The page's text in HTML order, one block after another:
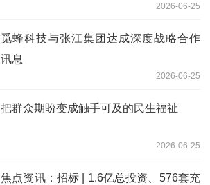
2026-06-25
觅蜂科技与张江集团达成深度战略合作
讯息
2026-06-25
把群众期盼变成触手可及的民生福祉
2026-06-25
焦点资讯：招标 | 1.6亿总投资、576套充